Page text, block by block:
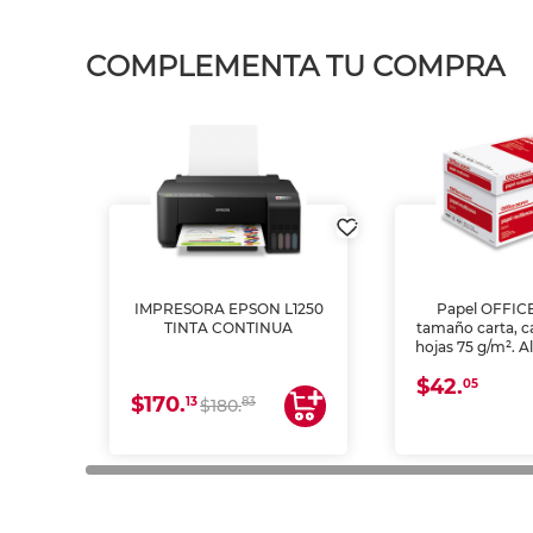
COMPLEMENTA TU COMPRA
IMPRESORA EPSON L1250
TINTA CONTINUA
$170.13$180.83
Papel
tamaño carta,
hojas 75 g/m².
láser e inkjet.
$42.05